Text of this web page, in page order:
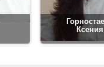
Ксения